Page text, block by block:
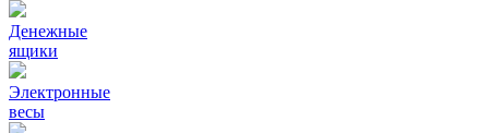
Денежные
ящики
Электронные
весы